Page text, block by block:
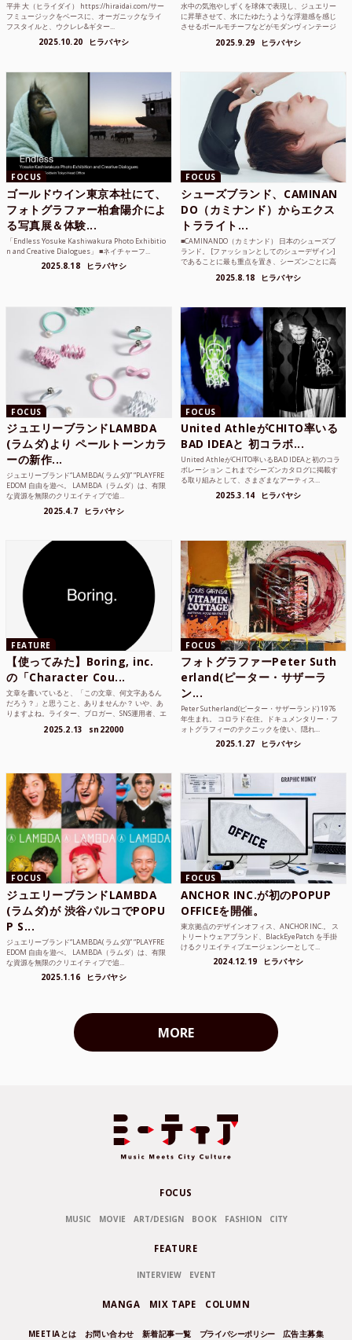
平井 大（ヒライダイ） https://hiraidai.com/サー
フミュージックをベースに、オーガニックなライ
フスタイルと、ウクレレ&ギター...
2025.10.20 ヒラバヤシ
水中の気泡やしずくを球体で表現し、ジュエリー
に昇華させて、水にたゆたうような浮遊感を感じ
させるボールモチーフなどがモダンヴィンテージ
2025.9.29 ヒラバヤシ
FOCUS
ゴールドウイン東京本社にて、
フォトグラファー柏倉陽介によ
る写真展＆体験...
「Endless Yosuke Kashiwakura Photo Exhibitio
n and Creative Dialogues」 ■ネイチャーフ...
2025.8.18 ヒラバヤシ
FOCUS
シューズブランド、CAMINAN
DO（カミナンド）からエクス
トラライト...
■CAMINANDO（カミナンド） 日本のシューズブ
ランド。 [ファッションとしてのシューデザイン]
であることに最も重点を置き、シーズンごとに高
2025.8.18 ヒラバヤシ
FOCUS
ジュエリーブランドLAMBDA
(ラムダ)より ペールトーンカラ
ーの新作...
ジュエリーブランド“LAMBDA( ラムダ))” “PLAYFRE
EDOM 自由を遊べ。 LAMBDA（ラムダ）は、有限
な資源を無限のクリエイティブで追...
2025.4.7 ヒラバヤシ
FOCUS
United AthleがCHITO率いる
BAD IDEAと 初コラボ...
United AthleがCHITO率いるBAD IDEAと初のコラ
ボレーション これまでシーズンカタログに掲載す
る取り組みとして、さまざまなアーティス...
2025.3.14 ヒラバヤシ
FEATURE
【使ってみた】Boring, inc.
の「Character Cou...
文章を書いていると、「この文章、何文字あるん
だろう？」と思うこと、ありませんか？ いや、あ
りますよね。ライター、ブロガー、SNS運用者、エ
2025.2.13 sn22000
FOCUS
フォトグラファーPeter Suth
erland(ピーター・サザーラ
ン...
Peter Sutherland(ピーター・サザーランド) 1976
年生まれ。 コロラド在住。ドキュメンタリー・フ
ォトグラフィーのテクニックを使い、隠れ...
2025.1.27 ヒラバヤシ
FOCUS
ジュエリーブランドLAMBDA
(ラムダ)が 渋谷パルコでPOPU
P S...
ジュエリーブランド“LAMBDA( ラムダ))” “PLAYFRE
EDOM 自由を遊べ。 LAMBDA（ラムダ）は、有限
な資源を無限のクリエイティブで追...
2025.1.16 ヒラバヤシ
FOCUS
ANCHOR INC.が初のPOPUP
OFFICEを開催。
東京拠点のデザインオフィス、ANCHOR INC.。 ス
トリートウェアブランド、BlackEyePatch を手掛
けるクリエイティブエージェンシーとして...
2024.12.19 ヒラバヤシ
MORE
FOCUS
MUSIC MOVIE ART/DESIGN BOOK FASHION CITY
FEATURE
INTERVIEW EVENT
MANGA MIX TAPE COLUMN
MEETIAとは お問い合わせ 新着記事一覧 プライバシーポリシー 広告主募集